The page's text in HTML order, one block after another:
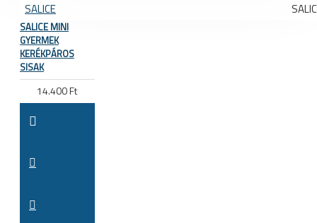
SALICE
SALICE MINI
GYERMEK
KERÉKPÁROS
SISAK
14.400 Ft